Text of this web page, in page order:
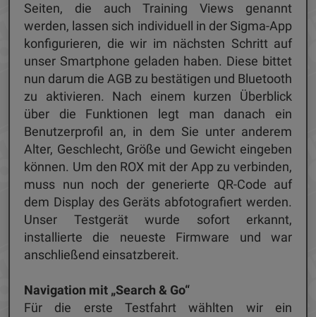
Seiten, die auch Training Views genannt
werden, lassen sich individuell in der Sigma-App
konfigurieren, die wir im nächsten Schritt auf
unser Smartphone geladen haben. Diese bittet
nun darum die AGB zu bestätigen und Bluetooth
zu aktivieren. Nach einem kurzen Überblick
über die Funktionen legt man danach ein
Benutzerprofil an, in dem Sie unter anderem
Alter, Geschlecht, Größe und Gewicht eingeben
können. Um den ROX mit der App zu verbinden,
muss nun noch der generierte QR-Code auf
dem Display des Geräts abfotografiert werden.
Unser Testgerät wurde sofort erkannt,
installierte die neueste Firmware und war
anschließend einsatzbereit.
Navigation mit „Search & Go“
Für die erste Testfahrt wählten wir ein